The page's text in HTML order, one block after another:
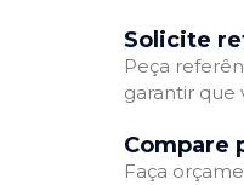
Solicite
Peça
garantir
Compare
Faça